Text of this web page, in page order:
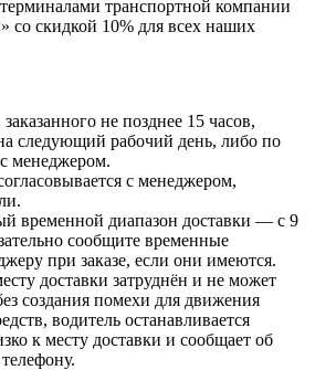
транспортной компании
со скидкой 10% для всех наших
не позднее 15 часов,
следующий рабочий день, либо по
менеджером.
с менеджером,
временной диапазон доставки — с 9
сообщите временные
при заказе, если они имеются.
доставки затруднён и не может
создания помехи для движения
водитель останавливается
к месту доставки и сообщает об